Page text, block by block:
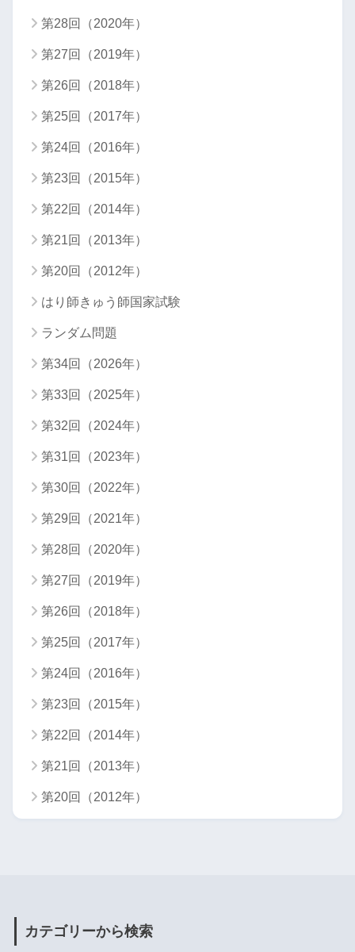
第28回（2020年）
第27回（2019年）
第26回（2018年）
第25回（2017年）
第24回（2016年）
第23回（2015年）
第22回（2014年）
第21回（2013年）
第20回（2012年）
はり師きゅう師国家試験
ランダム問題
第34回（2026年）
第33回（2025年）
第32回（2024年）
第31回（2023年）
第30回（2022年）
第29回（2021年）
第28回（2020年）
第27回（2019年）
第26回（2018年）
第25回（2017年）
第24回（2016年）
第23回（2015年）
第22回（2014年）
第21回（2013年）
第20回（2012年）
カテゴリーから検索